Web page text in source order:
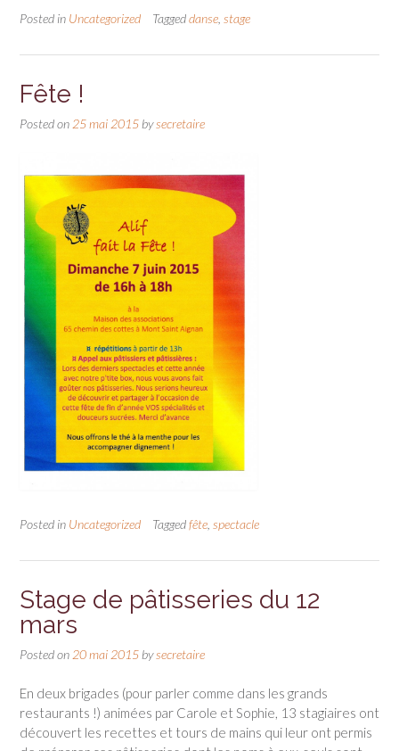
Posted in Uncategorized Taggeddanse stage
Fête !
Posted on 25 mai 2015 bysecretaire
Posted in Uncategorized Taggedfête spectacle
Stage de pâtisseries du 12
mars
Posted on 20 mai 2015 bysecretaire
En deux brigades (pour parler comme dans les grands
restaurants !) animées par Carole et Sophie, 13 stagiaires ont
découvert les recettes et tours de mains qui leur ont permis